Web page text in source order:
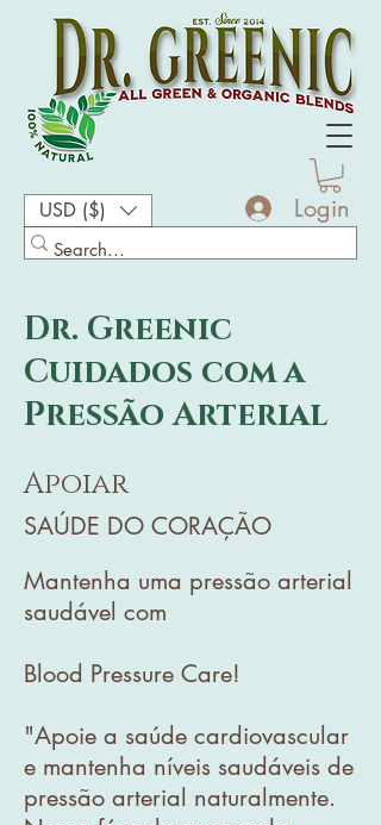
Login
USD ($)
Dr. Greenic
Cuidados com a
Pressão Arterial
Apoiar
SAÚDE DO CORAÇÃO
Mantenha uma pressão arterial
saudável com
Blood Pressure Care!
"Apoie a saúde cardiovascular
e mantenha níveis saudáveis de
pressão arterial naturalmente.